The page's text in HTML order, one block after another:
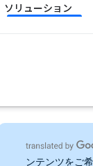
ソリューション
ンテンツをご